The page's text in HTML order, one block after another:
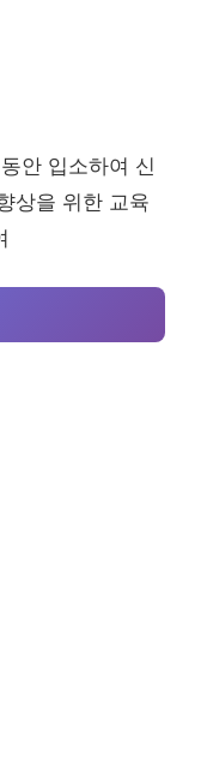
안 입소하여 신
상을 위한 교육